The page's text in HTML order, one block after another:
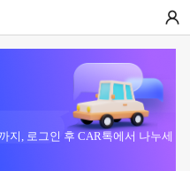
지, 로그인 후 CAR톡에서 나누세